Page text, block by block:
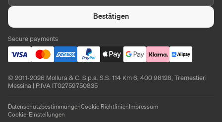
Bestätigen
Secure payments
© 2011-2026 Mollura & C. S.p.a. S.S. 114 Km 6, 400 98128, Tremestieri
Messina | P.IVA IT02759750835
DatenschutzbestimmungenCookie RichtlinienImpressum
Cookie-Einstellungen